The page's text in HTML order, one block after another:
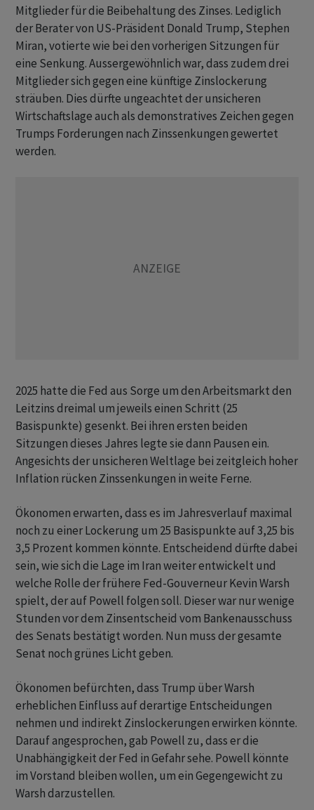
Mitglieder für die Beibehaltung des Zinses. Lediglich
der Berater von US-Präsident Donald Trump, Stephen
Miran, votierte wie bei den vorherigen Sitzungen für
eine Senkung. Aussergewöhnlich war, dass zudem drei
Mitglieder sich gegen eine künftige Zinslockerung
sträuben. Dies dürfte ungeachtet der unsicheren
Wirtschaftslage auch als demonstratives Zeichen gegen
Trumps Forderungen nach Zinssenkungen gewertet
werden.
2025 hatte die Fed aus Sorge um den Arbeitsmarkt den
Leitzins dreimal um jeweils einen Schritt (25
Basispunkte) gesenkt. Bei ihren ersten beiden
Sitzungen dieses Jahres legte sie dann Pausen ein.
Angesichts der unsicheren Weltlage bei zeitgleich hoher
Inflation rücken Zinssenkungen in weite Ferne.
Ökonomen erwarten, dass es im Jahresverlauf maximal
noch zu einer Lockerung um 25 Basispunkte auf 3,25 bis
3,5 Prozent kommen könnte. Entscheidend dürfte dabei
sein, wie sich die Lage im Iran weiter entwickelt und
welche Rolle der frühere Fed-Gouverneur Kevin Warsh
spielt, der auf Powell folgen soll. Dieser war nur wenige
Stunden vor dem Zinsentscheid vom Bankenausschuss
des Senats bestätigt worden. Nun muss der gesamte
Senat noch grünes Licht geben.
Ökonomen befürchten, dass Trump über Warsh
erheblichen Einfluss auf derartige Entscheidungen
nehmen und indirekt Zinslockerungen erwirken könnte.
Darauf angesprochen, gab Powell zu, dass er die
Unabhängigkeit der Fed in Gefahr sehe. Powell könnte
im Vorstand bleiben wollen, um ein Gegengewicht zu
Warsh darzustellen.